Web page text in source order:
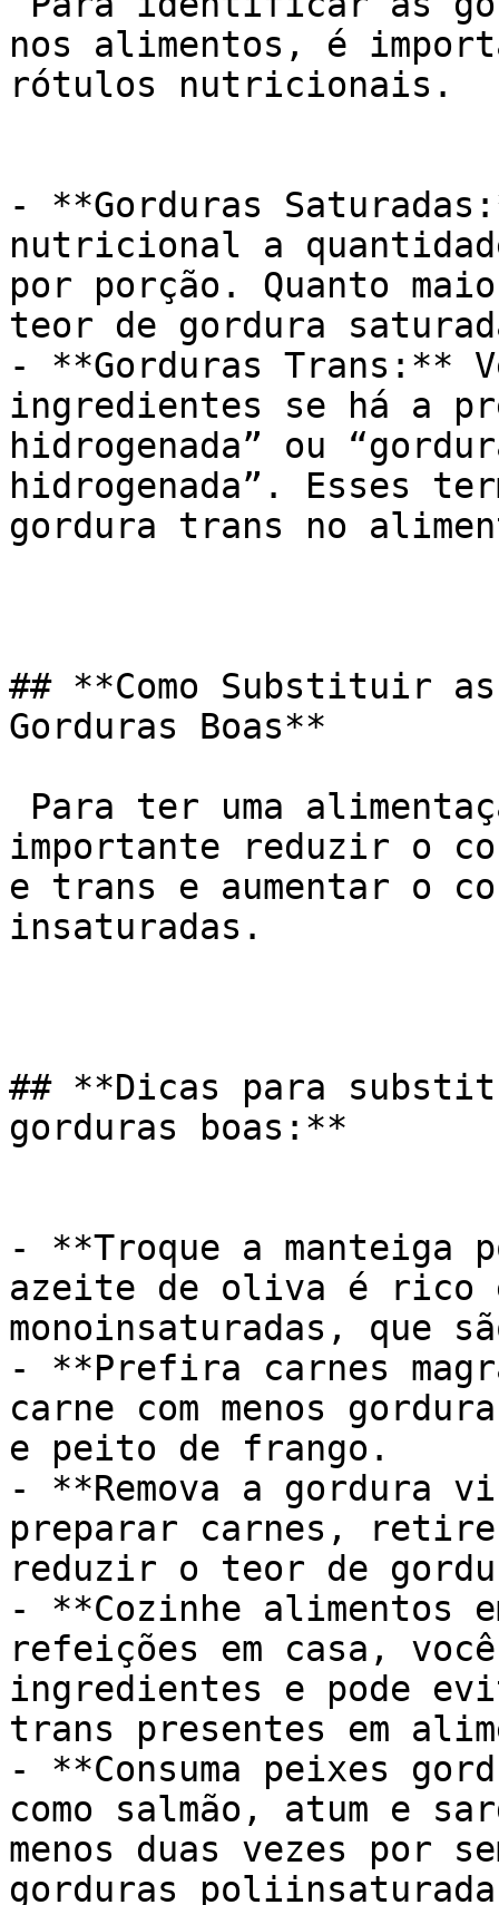
nos alimentos, é
rótulos nutricionais.
- **Gorduras
nutricional a
por porção. Quanto
teor de gordura
- **Gorduras Trans:**
ingredientes se há a
hidrogenada” ou
hidrogenada”. Esses
gordura trans no
## **Como Substituir
Gorduras Boas**
importante reduzir o
e trans e aumentar o
insaturadas.
## **Dicas para
gorduras boas:**
- **Troque a
azeite de oliva é rico
monoinsaturadas, que
- **Prefira carnes
carne com menos
e peito de frango.
- **Remova a gordura
preparar carnes,
reduzir o teor de
- **Cozinhe alimentos
refeições em casa,
ingredientes e pode
trans presentes em
- **Consuma peixes
como salmão, atum e
menos duas vezes por
gorduras